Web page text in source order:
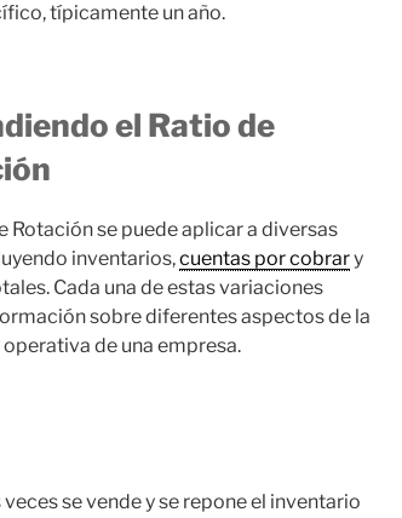
típicamente un año.
el Ratio de
Rotación se puede aplicar a diversas
inventarios,cuentas por cobrary
Cada una de estas variaciones
sobre diferentes aspectos de la
de una empresa.
se vende y se repone el inventario